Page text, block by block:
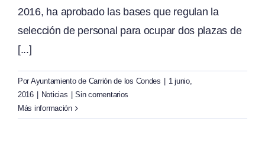
2016, ha aprobado las bases que regulan la
selección de personal para ocupar dos plazas de
[...]
Por Ayuntamiento de Carrión de los Condes
1 junio,
2016
Noticias
Sin comentarios
Más información